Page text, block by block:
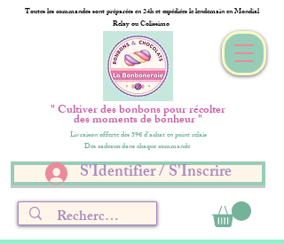
Toutes les commandes sont préparées en 24h et expédiées le lendemain en Mondial
Relay ou Colissimo
" Cultiver des bonbons pour récolter
des moments de bonheur "
Livraison offerte dès 59€ d'achat en point relais
Des cadeaux dans chaque commande
S'Identifier / S'Inscrire